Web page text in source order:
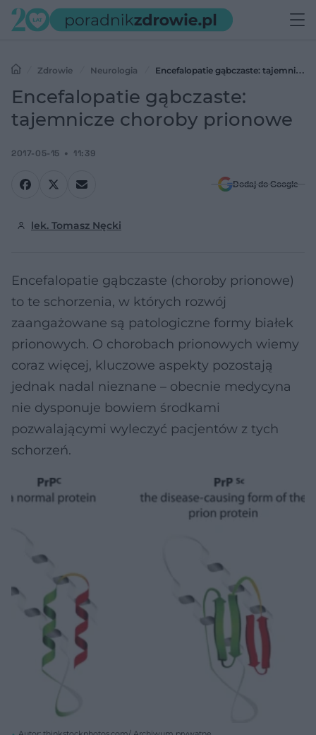
Zdrowie Neurologia
Encefalopatie gąbczaste: tajemnicze
choroby prionowe
Encefalopatie gąbczaste:
tajemnicze choroby prionowe
2017-05-15 11:39
Dodaj do Google
lek. Tomasz Nęcki
Encefalopatie gąbczaste (choroby prionowe)
to te schorzenia, w których rozwój
zaangażowane są patologiczne formy białek
prionowych. O chorobach prionowych wiemy
coraz więcej, kluczowe aspekty pozostają
jednak nadal nieznane – obecnie medycyna
nie dysponuje bowiem środkami
pozwalającymi wyleczyć pacjentów z tych
schorzeń.